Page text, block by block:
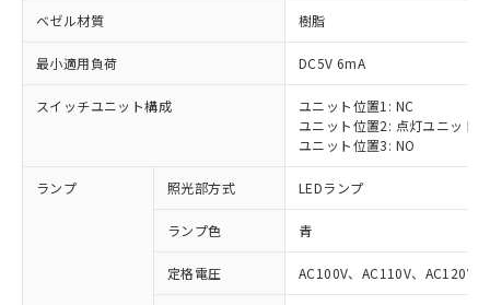
ベゼル材質 樹脂
最小適用負荷 DC5V 6mA
スイッチユニット構成
ユニット位置1: NC
ユニット位置2: 点灯ユニット
ユニット位置3: NO
ランプ 照光部方式 LEDランプ
ランプ色 青
定格電圧 AC100V、AC110V、AC120V